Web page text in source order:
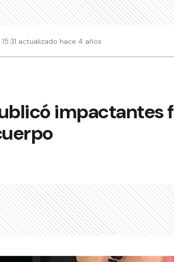
actualizado hace 4 años
impactantes